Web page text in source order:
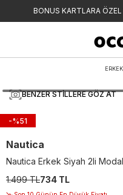
BONUS KARTLARA
ERKEK
BENZER STILLERE GÖZ AT
-%51
Nautica
Nautica Erkek Siyah 2li Modal
1.499 TL734 TL